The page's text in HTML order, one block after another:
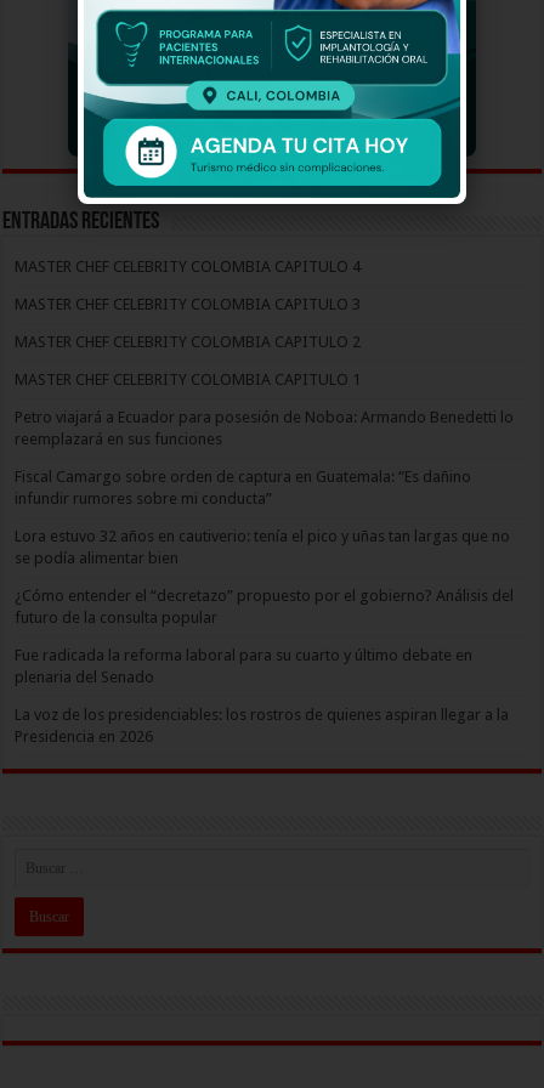
Entradas recientes
MASTER CHEF CELEBRITY COLOMBIA CAPITULO 4
MASTER CHEF CELEBRITY COLOMBIA CAPITULO 3
MASTER CHEF CELEBRITY COLOMBIA CAPITULO 2
MASTER CHEF CELEBRITY COLOMBIA CAPITULO 1
Petro viajará a Ecuador para posesión de Noboa: Armando Benedetti lo
reemplazará en sus funciones
Fiscal Camargo sobre orden de captura en Guatemala: “Es dañino
infundir rumores sobre mi conducta”
Lora estuvo 32 años en cautiverio: tenía el pico y uñas tan largas que no
se podía alimentar bien
¿Cómo entender el “decretazo” propuesto por el gobierno? Análisis del
futuro de la consulta popular
Fue radicada la reforma laboral para su cuarto y último debate en
plenaria del Senado
La voz de los presidenciables: los rostros de quienes aspiran llegar a la
Presidencia en 2026